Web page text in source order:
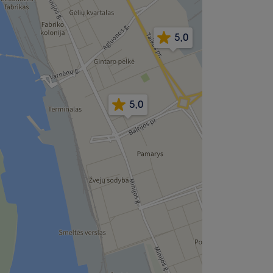
5,0
5,0